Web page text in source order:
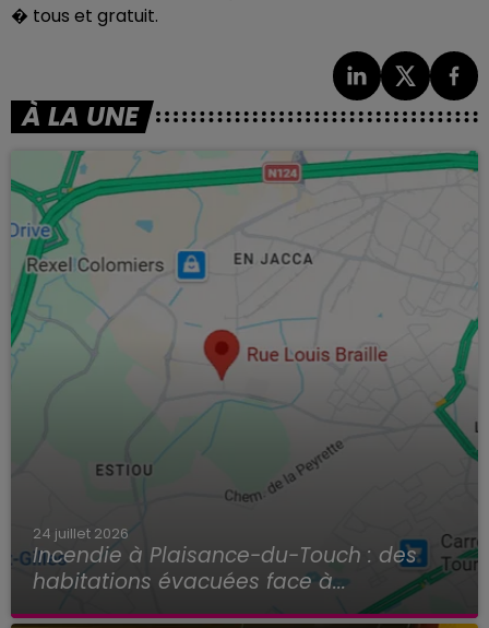
� tous et gratuit.
À LA UNE
24 juillet 2026
Incendie à Plaisance-du-Touch : des
habitations évacuées face à...